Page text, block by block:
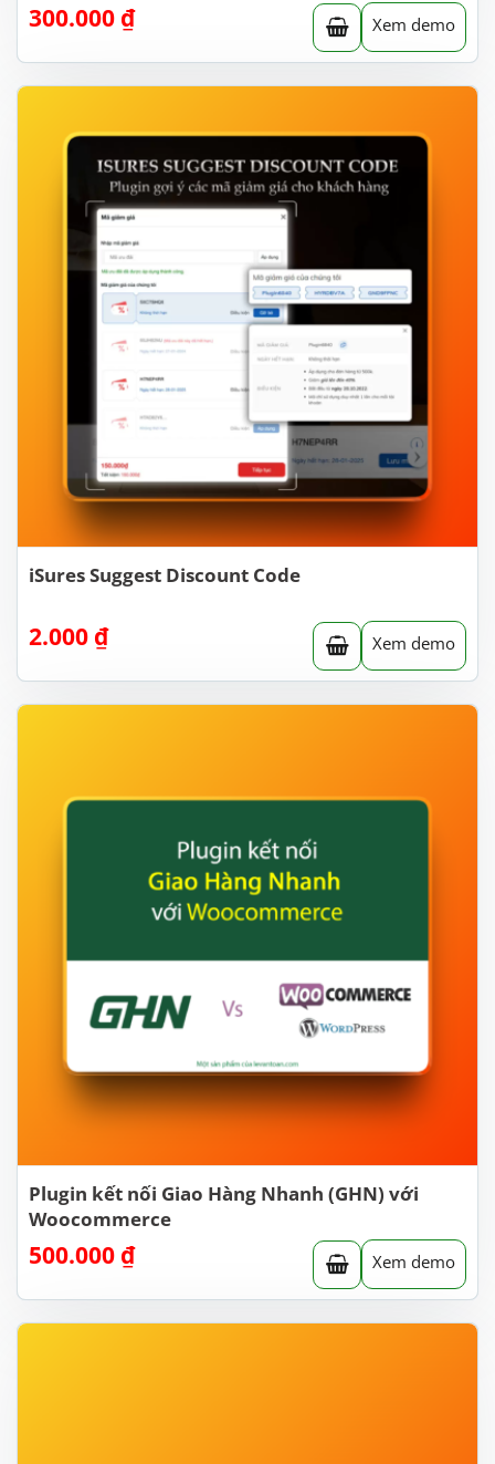
300.000 ₫ Xem demo
iSures Suggest Discount Code
2.000 ₫ Xem demo
Plugin kết nối Giao Hàng Nhanh (GHN) với
Woocommerce
500.000 ₫ Xem demo